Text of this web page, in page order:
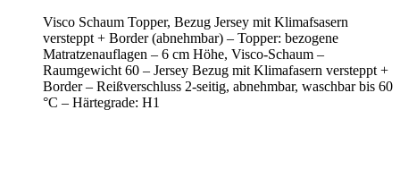
Visco Schaum Topper, Bezug Jersey mit Klimafsasern
versteppt + Border (abnehmbar) – Topper: bezogene
Matratzenauflagen – 6 cm Höhe, Visco-Schaum –
Raumgewicht 60 – Jersey Bezug mit Klimafasern versteppt +
Border – Reißverschluss 2-seitig, abnehmbar, waschbar bis 60
°C – Härtegrade: H1